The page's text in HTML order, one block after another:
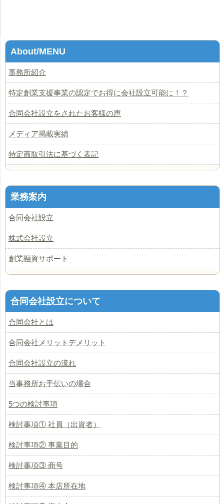
About/MENU
事務所紹介
特定創業支援事業の認定でお得に会社設立可能に！？
合同会社設立をされたお客様の声
メディア掲載実績
特定商取引法に基づく表記
業務案内
合同会社設立
株式会社設立
創業融資サポート
合同会社設立について
合同会社とは
合同会社メリットデメリット
合同会社設立の流れ
当事務所お手伝いの場合
5つの検討事項
検討事項① 社員（出資者）
検討事項② 事業目的
検討事項③ 商号
検討事項④ 本店所在地